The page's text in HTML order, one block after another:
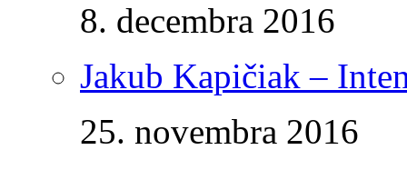
8. decembra 2016
Jakub Kapičiak –
25. novembra 2016